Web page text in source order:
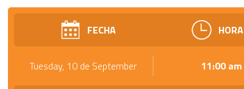
FECHA HORA
Tuesday, 10 de September 11:00 am